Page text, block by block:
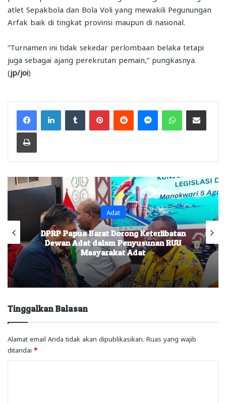
atlet Sepakbola dan Bola Voli yang mewakili Pegunungan
Arfak baik di tingkat provinsi maupun di nasional.
“Turnamen ini tidak sekedar perlombaan belaka tetapi
juga sebagai ajang perekrutan pemain,” pungkasnya.
(jp/joi)
FacebookLinkedInTumblr PinterestReddit MessengerWhatsAppShare via Email
Print
Adat
DPRP Papua Barat Dorong Keterlibatan
Dewan Adat dalam Penyusunan RUU
Masyarakat Adat
Tinggalkan Balasan
Alamat email Anda tidak akan dipublikasikan. Ruas yang wajib
ditandai *